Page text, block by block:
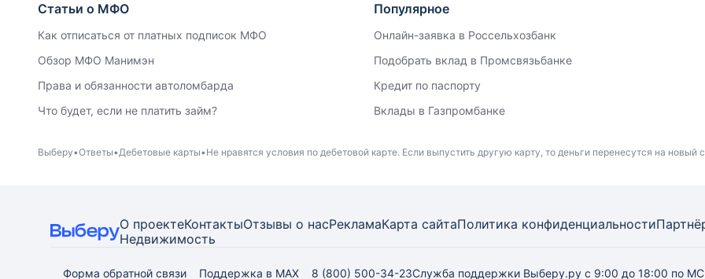
Статьи о МФО
Как отписаться от платных подписок МФО
Обзор МФО Манимэн
Права и обязанности автоломбарда
Что будет, если не платить займ?
Популярное
Онлайн-заявка в Россельхозбанк
Подобрать вклад в Промсвязьбанке
Кредит по паспорту
Вклады в Газпромбанке
Выберу Ответы Дебетовые карты Не нравятся условия по дебетовой карте. Если выпустить другую карту, то деньги перенесутся на новый
О проектеКонтактыОтзывы о насРекламаКарта сайтаПолитика конфиденциальности
Недвижимость
Форма обратной связи Поддержка в MAX 8 (800) 500-34-23Служба поддержки Выберу.ру с 9:00 до 18:00 по